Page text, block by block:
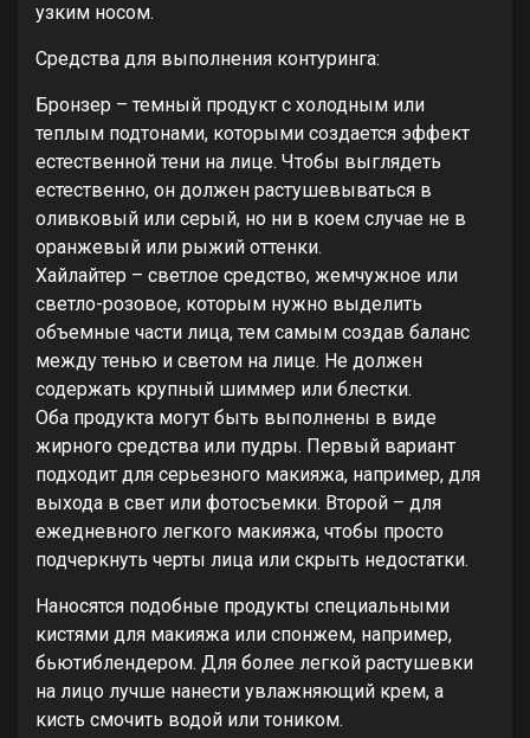
узким носом.
Средства для выполнения контуринга:
Бронзер – темный продукт с холодным или
теплым подтонами, которыми создается эффект
естественной тени на лице. Чтобы выглядеть
естественно, он должен растушевываться в
оливковый или серый, но ни в коем случае не в
оранжевый или рыжий оттенки.
Хайлайтер – светлое средство, жемчужное или
светло-розовое, которым нужно выделить
объемные части лица, тем самым создав баланс
между тенью и светом на лице. Не должен
содержать крупный шиммер или блестки.
Оба продукта могут быть выполнены в виде
жирного средства или пудры. Первый вариант
подходит для серьезного макияжа, например, для
выхода в свет или фотосъемки. Второй – для
ежедневного легкого макияжа, чтобы просто
подчеркнуть черты лица или скрыть недостатки.
Наносятся подобные продукты специальными
кистями для макияжа или спонжем, например,
бьютиблендером. Для более легкой растушевки
на лицо лучше нанести увлажняющий крем, а
кисть смочить водой или тоником.